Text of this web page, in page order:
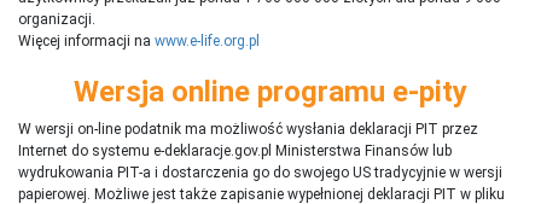
organizacji.
Więcej informacji na www.e-life.org.pl
Wersja online programu e-pity
W wersji on-line podatnik ma możliwość wysłania deklaracji PIT przez
Internet do systemu e-deklaracje.gov.pl Ministerstwa Finansów lub
wydrukowania PIT-a i dostarczenia go do swojego US tradycyjnie w wersji
papierowej. Możliwe jest także zapisanie wypełnionej deklaracji PIT w pliku